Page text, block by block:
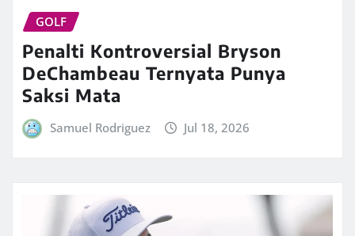
GOLF
Penalti Kontroversial Bryson
DeChambeau Ternyata Punya
Saksi Mata
Samuel Rodriguez Jul 18, 2026